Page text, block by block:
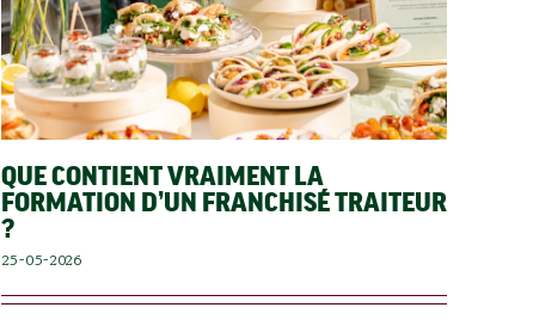
QUE CONTIENT VRAIMENT LA
FORMATION D’UN FRANCHISÉ TRAITEUR
?
25-05-2026